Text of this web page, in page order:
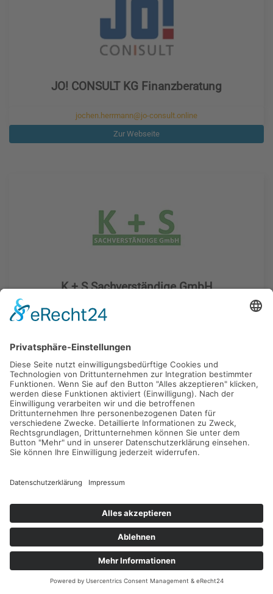
JO! CONSULT KG Finanzberatung
jochen.herrmann@jo-consult.online
Zur Webseite
K + S Sachverständige GmbH
krafzik@ks-sachverstaendige.de
Kunik & Poß GbR – e.optimum
service@eoptimum.de
Zur Webseite